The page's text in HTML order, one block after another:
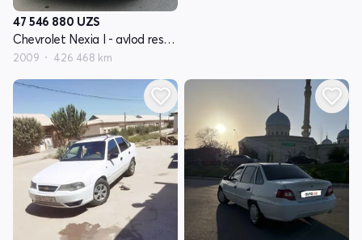
47 546 880 UZS
Chevrolet Nexia I - avlod restayling
2009 426 468 km